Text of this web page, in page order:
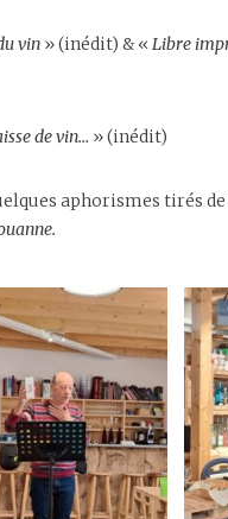
vin» (inédit) & « Libre
de vin… » (inédit)
aphorismes tirés de